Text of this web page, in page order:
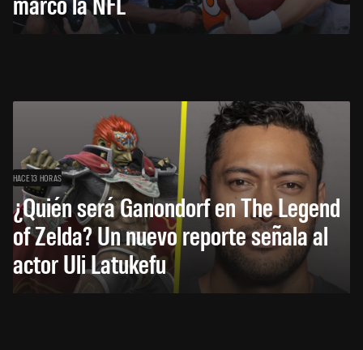
HACE 13 HORAS
¿Quién será Ganondorf en The Legend
of Zelda? Un nuevo reporte señala al
actor Uli Latukefu